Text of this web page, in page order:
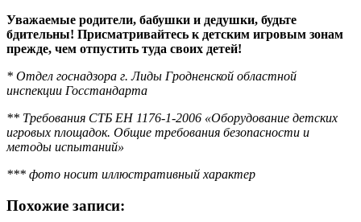
Уважаемые родители, бабушки и дедушки, будьте
бдительны! Присматривайтесь к детским игровым зонам
прежде, чем отпустить туда своих детей!
* Отдел госнадзора г. Лиды Гродненской областной
инспекции Госстандарта
** Требования СТБ ЕН 1176-1-2006 «Оборудование детских
игровых площадок. Общие требования безопасности и
методы испытаний»
*** фото носит иллюстративный характер
Похожие записи: